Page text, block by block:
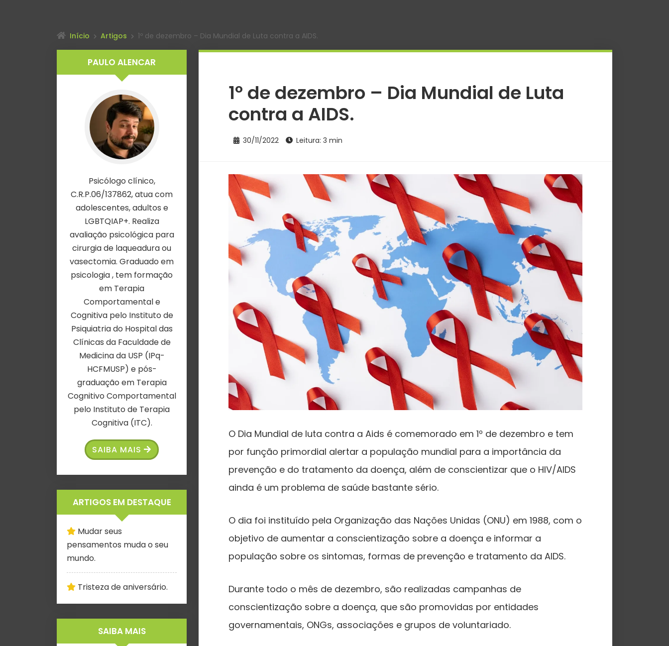
Início Artigos 1º de dezembro – Dia Mundial de Luta contra a AIDS.
1º de dezembro – Dia Mundial de Luta
contra a AIDS.
30/11/2022 Leitura: 3 min
O Dia Mundial de luta contra a Aids é comemorado em 1º de dezembro e tem
por função primordial alertar a população mundial para a importância da
prevenção e do tratamento da doença, além de conscientizar que o HIV/AIDS
ainda é um problema de saúde bastante sério.
O dia foi instituído pela Organização das Nações Unidas (ONU) em 1988, com o
objetivo de aumentar a conscientização sobre a doença e informar a
população sobre os sintomas, formas de prevenção e tratamento da AIDS.
Durante todo o mês de dezembro, são realizadas campanhas de
conscientização sobre a doença, que são promovidas por entidades
governamentais, ONGs, associações e grupos de voluntariado.
PAULO ALENCAR
Psicólogo clínico,
C.R.P.06/137862, atua com
adolescentes, adultos e
LGBTQIAP+. Realiza
avaliação psicológica para
cirurgia de laqueadura ou
vasectomia. Graduado em
psicologia , tem formação
em Terapia
Comportamental e
Cognitiva pelo Instituto de
Psiquiatria do Hospital das
Clínicas da Faculdade de
Medicina da USP (IPq-
HCFMUSP) e pós-
graduação em Terapia
Cognitivo Comportamental
pelo Instituto de Terapia
Cognitiva (ITC).
SAIBA MAIS
ARTIGOS EM DESTAQUE
Mudar seus
pensamentos muda o seu
mundo.
Tristeza de aniversário.
SAIBA MAIS